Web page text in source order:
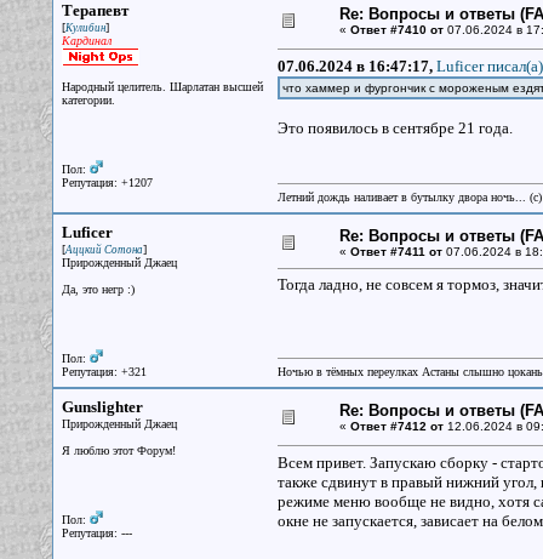
Терапевт
[Кулибин]
Кардинал
Народный целитель. Шарлатан высшей
категории.
Пол:
Репутация: +1207
Re: Вопросы и ответы
« Ответ #7410 от07.06.2024 в
07.06.2024 в 16:47:17, Luficer писал(a)
что хаммер и фургончик с мороженым
Это появилось в сентябре 21 года.
Летний дождь наливает в бутылку двора ночь...
Luficer
[Аццкий Сотона]
Прирожденный Джаец
Да, это негр :)
Пол:
Репутация: +321
Re: Вопросы и ответы
« Ответ #7411 от07.06.2024 в
Тогда ладно, не совсем я тормоз,
Ночью в тёмных переулках Астаны слышно
Gunslighter
Прирожденный Джаец
Я люблю этот Форум!
Пол:
Репутация: ---
Re: Вопросы и ответы
« Ответ #7412 от12.06.2024 в
Всем привет. Запускаю сборку -
также сдвинут в правый нижний
режиме меню вообще не видно, хотя
окне не запускается, зависает на